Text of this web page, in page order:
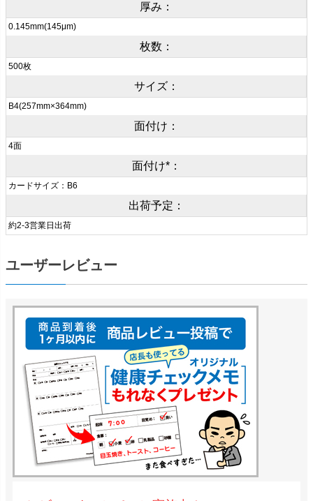
厚み：
0.145mm(145μm)
枚数：
500枚
サイズ：
B4(257mm×364mm)
面付け：
4面
面付け*：
カードサイズ：B6
出荷予定：
約2-3営業日出荷
ユーザーレビュー